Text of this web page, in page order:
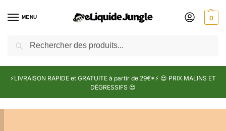
MENU 0
⚡LIVRAISON RAPIDE et GRATUITE à partir de 29€*⚡ 😍 PRIX MALINS ET
DÉGRESSIFS 😍